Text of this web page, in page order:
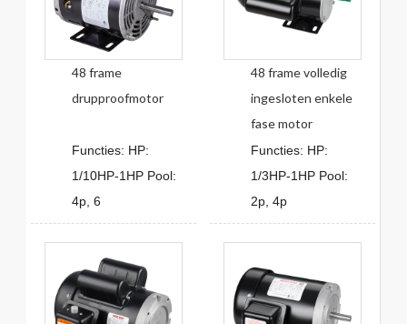
48 frame
drupproofmotor
Functies: HP:
1/10HP-1HP Pool:
4p, 6
48 frame volledig
ingesloten enkele
fase motor
Functies: HP:
1/3HP-1HP Pool:
2p, 4p